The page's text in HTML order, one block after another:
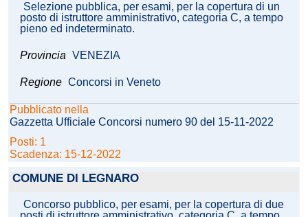
Selezione pubblica, per esami, per la copertura di un
posto di istruttore amministrativo, categoria C, a tempo
pieno ed indeterminato.
Provincia VENEZIA
Regione Concorsi in Veneto
Pubblicato nella
Gazzetta Ufficiale Concorsi numero 90 del 15-11-2022
Posti: 1
Scadenza: 15-12-2022
COMUNE DI LEGNARO
Concorso pubblico, per esami, per la copertura di due